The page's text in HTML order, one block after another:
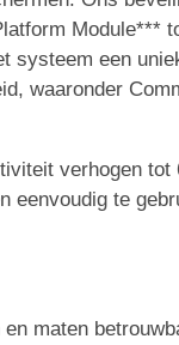
Module***
systeem een
waaronder
verhogen tot
eenvoudig te
maten